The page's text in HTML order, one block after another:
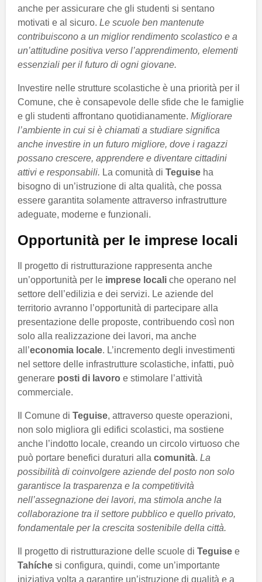
anche per assicurare che gli studenti si sentano
motivati e al sicuro. Le scuole ben mantenute
contribuiscono a un miglior rendimento scolastico e a
un’attitudine positiva verso l’apprendimento, elementi
essenziali per il futuro di ogni giovane.
Investire nelle strutture scolastiche è una priorità per il
Comune, che è consapevole delle sfide che le famiglie
e gli studenti affrontano quotidianamente. Migliorare
l’ambiente in cui si è chiamati a studiare significa
anche investire in un futuro migliore, dove i ragazzi
possano crescere, apprendere e diventare cittadini
attivi e responsabili. La comunità di Teguise ha
bisogno di un’istruzione di alta qualità, che possa
essere garantita solamente attraverso infrastrutture
adeguate, moderne e funzionali.
Opportunità per le imprese locali
Il progetto di ristrutturazione rappresenta anche
un’opportunità per le imprese locali che operano nel
settore dell’edilizia e dei servizi. Le aziende del
territorio avranno l’opportunità di partecipare alla
presentazione delle proposte, contribuendo così non
solo alla realizzazione dei lavori, ma anche
all’economia locale. L’incremento degli investimenti
nel settore delle infrastrutture scolastiche, infatti, può
generare posti di lavoro e stimolare l’attività
commerciale.
Il Comune di Teguise, attraverso queste operazioni,
non solo migliora gli edifici scolastici, ma sostiene
anche l’indotto locale, creando un circolo virtuoso che
può portare benefici duraturi alla comunità. La
possibilità di coinvolgere aziende del posto non solo
garantisce la trasparenza e la competitività
nell’assegnazione dei lavori, ma stimola anche la
collaborazione tra il settore pubblico e quello privato,
fondamentale per la crescita sostenibile della città.
Il progetto di ristrutturazione delle scuole di Teguise e
Tahíche si configura, quindi, come un’importante
iniziativa volta a garantire un’istruzione di qualità e a